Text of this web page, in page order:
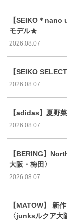
【SEIKO＊
モデル★
2026.08.07
【SEIKO
2026.08.07
【adidas】夏野
2026.08.07
【BERING】
大阪・梅田〉
2026.08.07
【MATOW】 新
〈junksルクア大